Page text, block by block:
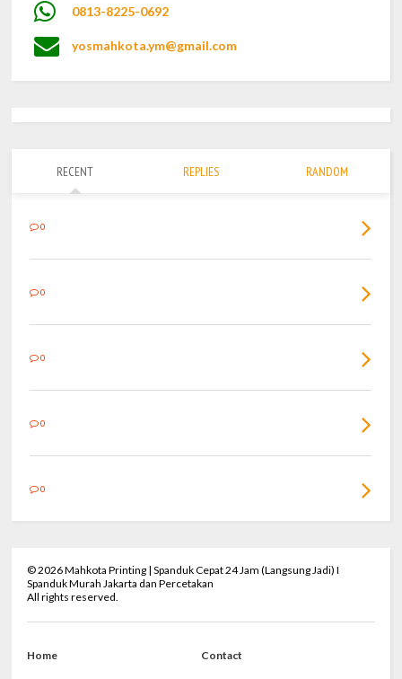
0813-8225-0692
yosmahkota.ym@gmail.com
RECENT REPLIES RANDOM
0
0
0
0
0
©2026Mahkota Printing | Spanduk Cepat 24 Jam (Langsung Jadi) I
Spanduk Murah Jakarta dan Percetakan
All rights reserved.
Home Contact